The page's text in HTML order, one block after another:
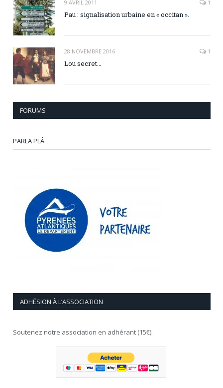
9 AVRIL 2011 1
Pau : signalisation urbaine en « occitan ».
28 NOVEMBRE 2016 1
Lou secret…
FORUMS
PARLA PLÂ
ADHÉSION À L’ASSOCIATION
Soutenez notre association en adhérant (15€).